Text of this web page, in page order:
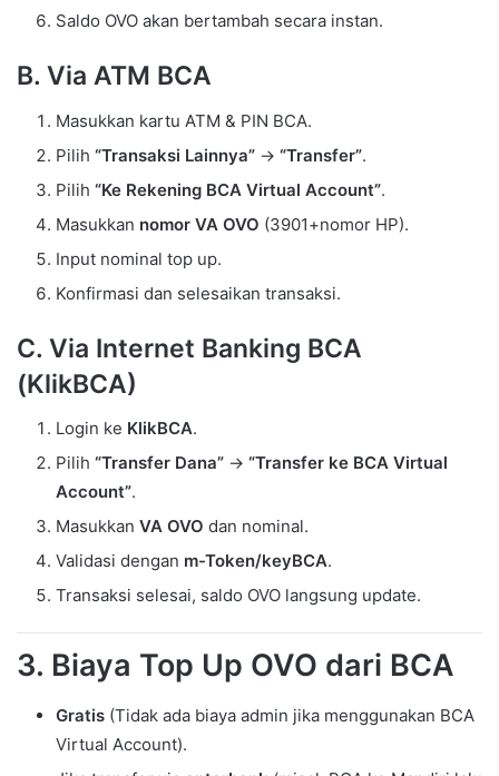
Saldo OVO akan bertambah secara instan.
B. Via ATM BCA
Masukkan kartu ATM & PIN BCA.
Pilih “Transaksi Lainnya” → “Transfer”.
Pilih “Ke Rekening BCA Virtual Account”.
Masukkan nomor VA OVO (3901+nomor HP).
Input nominal top up.
Konfirmasi dan selesaikan transaksi.
C. Via Internet Banking BCA
(KlikBCA)
Login ke KlikBCA.
Pilih “Transfer Dana” → “Transfer ke BCA Virtual
Account”.
Masukkan VA OVO dan nominal.
Validasi dengan m-Token/keyBCA.
Transaksi selesai, saldo OVO langsung update.
3. Biaya Top Up OVO dari BCA
Gratis (Tidak ada biaya admin jika menggunakan BCA
Virtual Account).